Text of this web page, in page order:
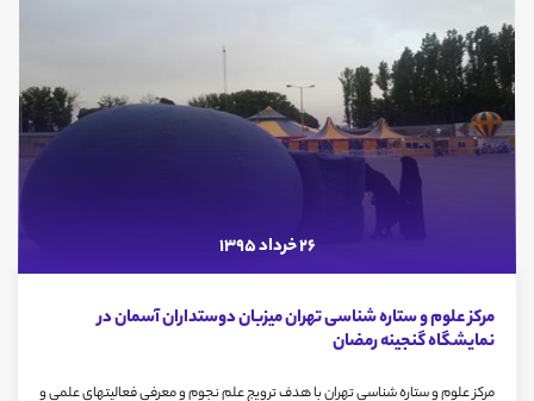
26 خرداد 1395
مرکز علوم و ستاره شناسی تهران میزبان دوستداران آسمان در
نمایشگاه گنجینه رمضان
مرکز علوم و ستاره شناسي تهران با هدف ترویج علم نجوم و معرفی فعالیتهای علمی و